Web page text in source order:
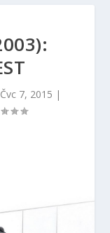
Čvc 7, 2015 |